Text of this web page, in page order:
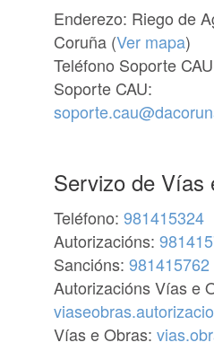
Enderezo: Riego de
Coruña (Ver mapa)
Teléfono Soporte
Soporte CAU:
Servizo de Vías
Teléfono: 981415324
Autorizacións:
Sancións: 981415762
Autorizacións Vías e
Vías e Obras: